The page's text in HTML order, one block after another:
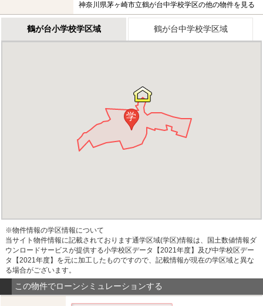
神奈川県茅ヶ崎市立鶴が台中学校学区の他の物件を見る
鶴が台小学校学区域 鶴が台中学校学区域
学
※物件情報の学区情報について
当サイト物件情報に記載されております通学区域(学区)情報は、国土数値情報ダ
ウンロードサービスが提供する小学校区データ【2021年度】及び中学校区デー
タ【2021年度】を元に加工したものですので、記載情報が現在の学区域と異な
る場合がございます。
この物件でローンシミュレーションする